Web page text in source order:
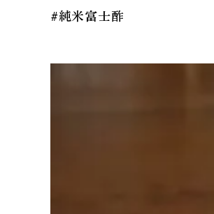
#純米富士酢